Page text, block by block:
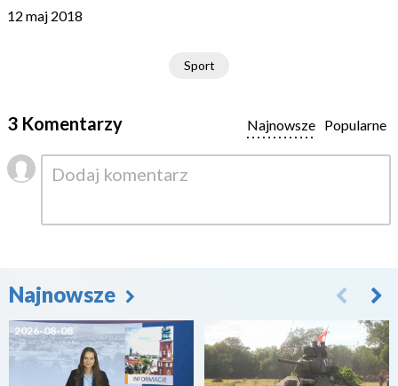
12 maj 2018
Sport
3 Komentarzy Popularne
Najnowsze
Najnowsze
2026-08-08